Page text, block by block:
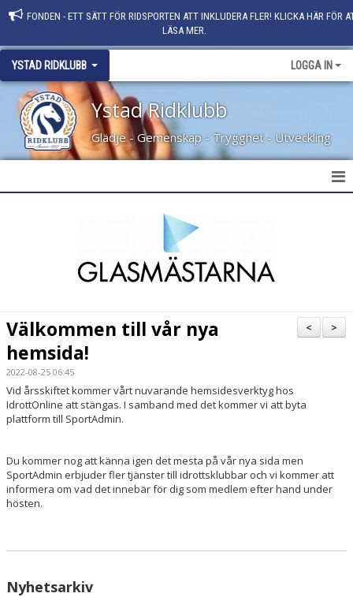
FONDEN - ETT SÄTT FÖR RIDSPORTEN ATT INKLUDERA FLER! KLICKA HÄR FÖR
LÄSA MER.
YSTAD RIDKLUBB LOGGA IN
Ystad Ridklubb
Glädje - Gemenskap - Trygghet - Utveckling
PERSONAL
KALENDER
>
<
Välkommen till vår nya
hemsida!
2022-08-25 06:45
Vid årsskiftet kommer vårt nuvarande hemsidesverktyg hos
IdrottOnline att stängas. I samband med det kommer vi att byta
plattform till SportAdmin.
Du kommer nog att känna igen det mesta på vår nya sida men
SportAdmin erbjuder fler tjänster till idrottsklubbar och vi kommer att
informera om vad det innebär för dig som medlem efter hand under
hösten.
Nyhetsarkiv